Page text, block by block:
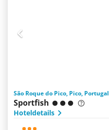
São Roque do Pico, Pico, Portugal
Sportfish
Hoteldetails